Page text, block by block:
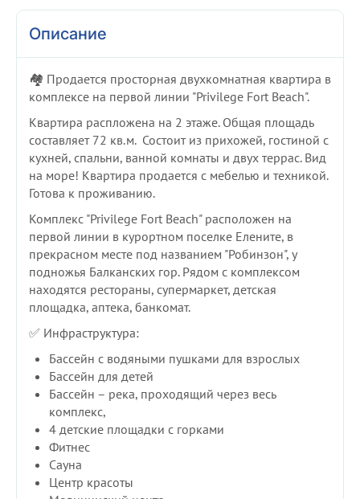
Описание
🏘️ Продается просторная двухкомнатная квартира в
комплексе на первой линии "Privilege Fort Beach".
Квартира распложена на 2 этаже. Общая площадь
составляет 72 кв.м. Состоит из прихожей, гостиной с
кухней, спальни, ванной комнаты и двух террас. Вид
на море! Квартира продается с мебелью и техникой.
Готова к проживанию.
Комплекс "Privilege Fort Beach" расположен на
первой линии в курортном поселке Елените, в
прекрасном месте под названием "Робинзон", у
подножья Балканских гор. Рядом с комплексом
находятся рестораны, супермаркет, детская
площадка, аптека, банкомат.
✅ Инфраструктура:
Бассейн с водяными пушками для взрослых
Бассейн для детей
Бассейн – река, проходящий через весь
комплекс,
4 детские площадки с горками
Фитнес
Сауна
Центр красоты